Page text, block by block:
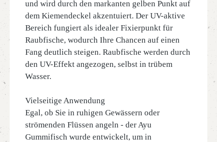
und wird durch den markanten gelben Punkt auf
dem Kiemendeckel akzentuiert. Der UV-aktive
Bereich fungiert als idealer Fixierpunkt für
Raubfische, wodurch Ihre Chancen auf einen
Fang deutlich steigen. Raubfische werden durch
den UV-Effekt angezogen, selbst in trübem
Wasser.
Vielseitige Anwendung
Egal, ob Sie in ruhigen Gewässern oder
strömenden Flüssen angeln - der Ayu
Gummifisch wurde entwickelt, um in